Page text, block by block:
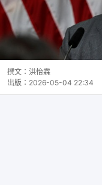
撰文： 洪怡霖
出版： 2026-05-04 22:34